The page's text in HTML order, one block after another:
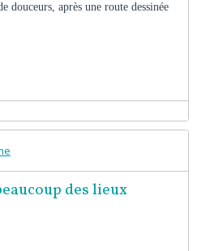
douceurs, après une route dessinée
des lieux